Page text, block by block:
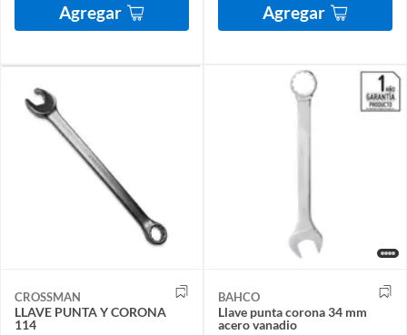
Agregar Agregar
CROSSMAN
LLAVE PUNTA Y CORONA
114
BAHCO
Llave punta corona 34 mm
acero vanadio